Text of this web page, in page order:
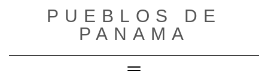
PUEBLOS DE
PANAMA